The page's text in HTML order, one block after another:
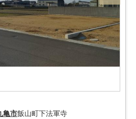
亀市飯山町下法軍寺